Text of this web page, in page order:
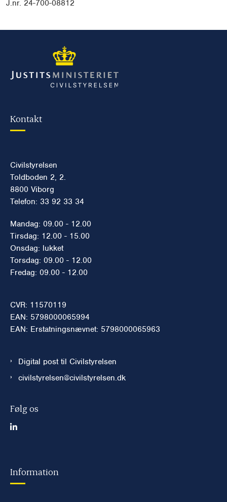
J.nr. 24-700-08812
Kontakt
Civilstyrelsen
Toldboden 2, 2.
8800 Viborg
Telefon: 33 92 33 34
Mandag: 09.00 - 12.00
Tirsdag: 12.00 - 15.00
Onsdag: lukket
Torsdag: 09.00 - 12.00
Fredag: 09.00 - 12.00
CVR: 11570119
EAN: 5798000065994
EAN: Erstatningsnævnet: 5798000065963
Digital post til Civilstyrelsen
civilstyrelsen@civilstyrelsen.dk
Følg os
Information